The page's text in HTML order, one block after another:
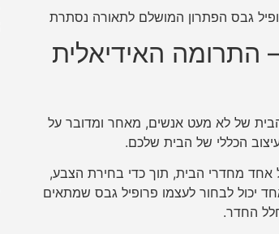
התרומה האידיאלית
של לא מעט אנשים, מאחר ומדובר על
הכללי של הבית שלכם.
אחד מחדרי הבית, תוך כדי בחירת הצבע,
יכול לבחור לעצמו פרופיל גבס שמתאים
החדר.